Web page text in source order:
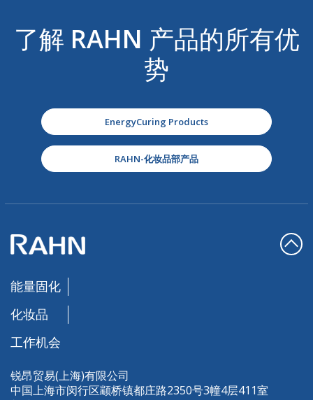
了解 RAHN 产品的所有优
势
EnergyCuring Products
RAHN-化妆品部产品
锐昂贸易(上海)有限公司
中国上海市闵行区颛桥镇都庄路2350号3幢4层411室
能量固化
化妆品
工作机会